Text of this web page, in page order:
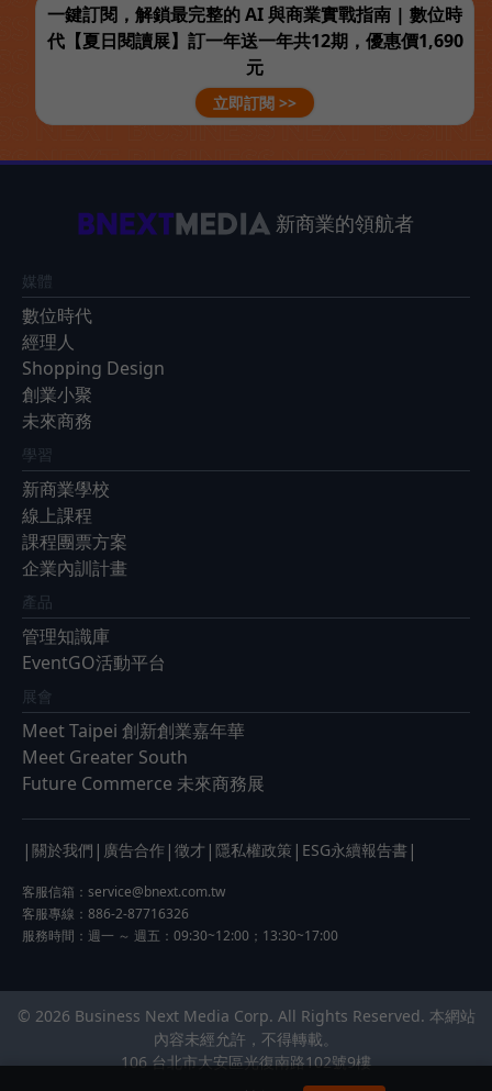
一鍵訂閱，解鎖最完整的 AI 與商業實戰指南 | 數位時
代【夏日閱讀展】訂一年送一年共12期，優惠價1,690
元
立即訂閱 >>
新商業的領航者
媒體
數位時代
經理人
Shopping Design
創業小聚
未來商務
學習
新商業學校
線上課程
課程團票方案
企業內訓計畫
產品
管理知識庫
EventGO活動平台
展會
Meet Taipei 創新創業嘉年華
Meet Greater South
Future Commerce 未來商務展
| 關於我們 | 廣告合作 | 徵才 | 隱私權政策 | ESG永續報告書 |
客服信箱： service@bnext.com.tw
客服專線：886-2-87716326
服務時間：週一 ～ 週五：09:30~12:00；13:30~17:00
© 2026 Business Next Media Corp. All Rights Reserved. 本網站
內容未經允許，不得轉載。
106 台北市大安區光復南路102號9樓